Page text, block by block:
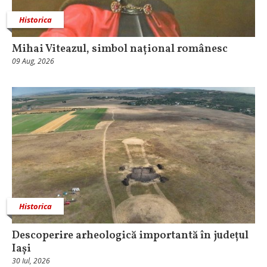
Historica
Mihai Viteazul, simbol național românesc
09 Aug, 2026
Historica
Descoperire arheologică importantă în județul
Iași
30 Iul, 2026